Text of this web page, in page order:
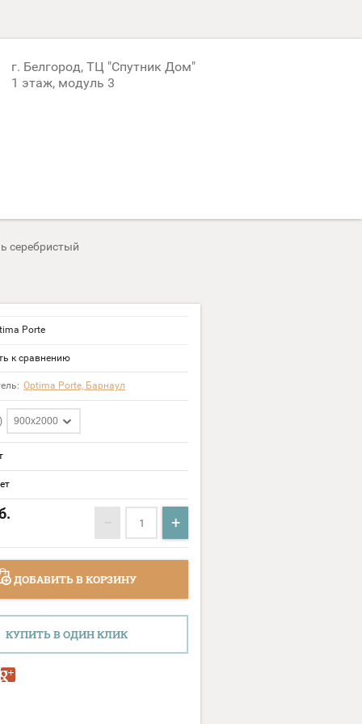
г. Белгород, ТЦ "Спутник Дом"
1 этаж, модуль 3
серебристый
Porte
к сравнению
Optima Porte, Барнаул
900х2000
− +
ДОБАВИТЬ В КОРЗИНУ
КУПИТЬ В ОДИН КЛИК